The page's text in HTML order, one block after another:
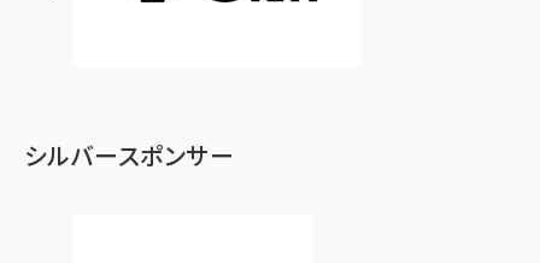
シルバースポンサー